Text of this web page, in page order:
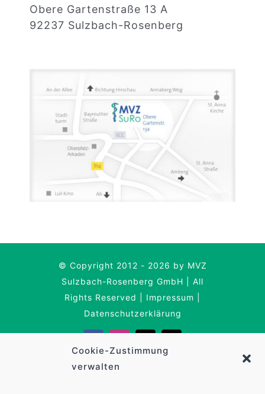
Cookie-Zustimmung
verwalten
Obere Gartenstraße 13 A
92237 Sulzbach-Rosenberg
© Copyright 2012 - 2026 by MVZ
Sulzbach-Rosenberg GmbH | All
Rights Reserved | Impressum
Datenschutzerklärung
Deutsch